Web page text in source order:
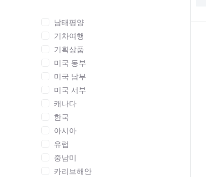
남태평양
기차여행
기획상품
미국 동부
미국 남부
미국 서부
캐나다
한국
아시아
유럽
중남미
카리브해안